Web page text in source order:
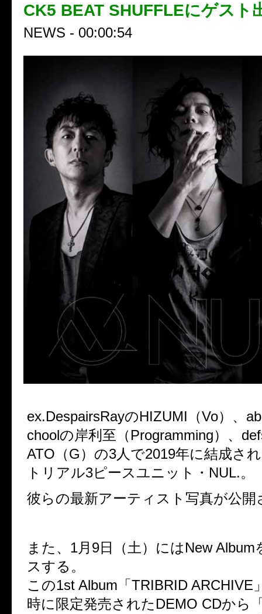
CK5 BEAT SHUFFLEにゲスト
NEWS - 00:00:54
ex.DespairsRayのHIZUMI（Vo）、
choolの岸利至（Programming）、
ATO（G）の3人で2019年に結成さ
トリアル3ピースユニット・NUL.。
彼らの最新アーティスト写真が公開
また、1月9日（土）にはNew Album
スする。
この1st Album「TRIBRID ARCHIVE
時に限定発売されたDEMO CDから